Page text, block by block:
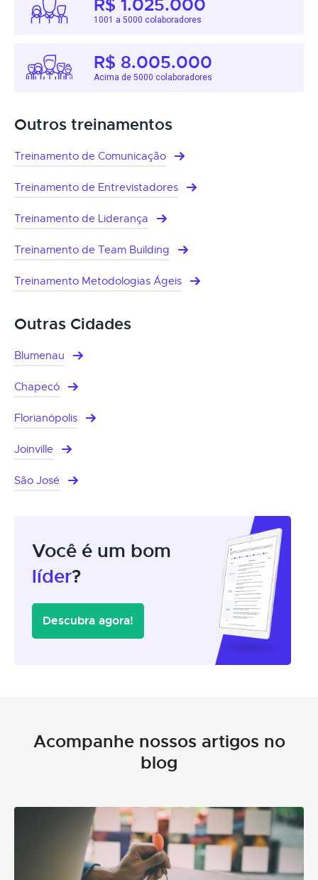
R$ 1.025.000
1001 a 5000 colaboradores
R$ 8.005.000
Acima de 5000 colaboradores
Outros treinamentos
Treinamento de Comunicação
Treinamento de Entrevistadores
Treinamento de Liderança
Treinamento de Team Building
Treinamento Metodologias Ágeis
Outras Cidades
Blumenau
Chapecó
Florianópolis
Joinville
São José
Você é um bom
líder?
Descubra agora!
Acompanhe nossos artigos no
blog